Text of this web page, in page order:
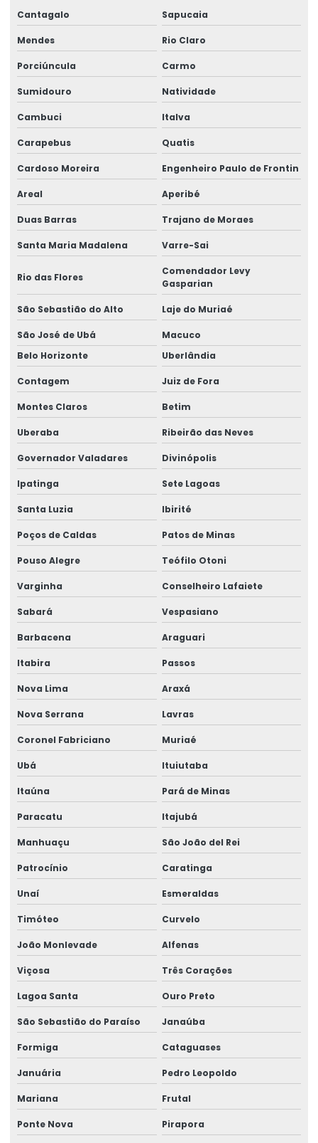
Cantagalo Sapucaia
Mendes Rio Claro
Porciúncula Carmo
Sumidouro Natividade
Cambuci Italva
Carapebus Quatis
Cardoso Moreira Engenheiro Paulo de Frontin
Areal Aperibé
Duas Barras Trajano de Moraes
Santa Maria Madalena Varre-Sai
Rio das Flores
Comendador Levy
Gasparian
São Sebastião do Alto Laje do Muriaé
São José de Ubá
Macuco
Belo Horizonte
Uberlândia
Contagem Juiz de Fora
Montes Claros Betim
Uberaba Ribeirão das Neves
Governador Valadares Divinópolis
Ipatinga Sete Lagoas
Santa Luzia Ibirité
Poços de Caldas Patos de Minas
Pouso Alegre Teófilo Otoni
Varginha Conselheiro Lafaiete
Sabará Vespasiano
Barbacena Araguari
Itabira Passos
Nova Lima Araxá
Nova Serrana Lavras
Coronel Fabriciano Muriaé
Ubá Ituiutaba
Itaúna Pará de Minas
Paracatu Itajubá
Manhuaçu São João del Rei
Patrocínio Caratinga
Unaí Esmeraldas
Timóteo Curvelo
João Monlevade Alfenas
Viçosa Três Corações
Lagoa Santa Ouro Preto
São Sebastião do Paraíso Janaúba
Formiga Cataguases
Januária Pedro Leopoldo
Mariana Frutal
Ponte Nova Pirapora